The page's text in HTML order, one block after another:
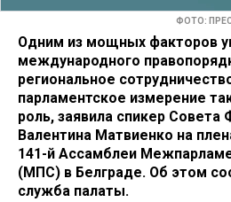
ФОТО:
Одним из мощных факторов
международного
региональное
парламентское измерение
роль, заявила спикер Совета
Валентина Матвиенко на
141-й Ассамблеи
(МПС) в Белграде. Об этом
служба палаты.